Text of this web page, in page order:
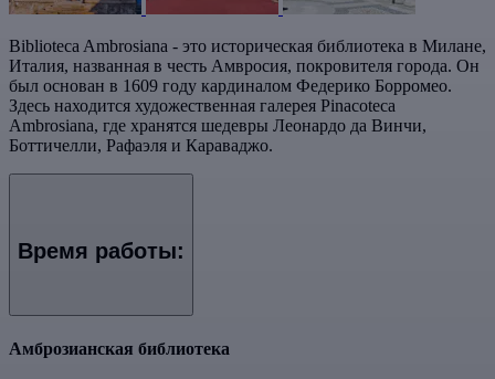
Biblioteca Ambrosiana - это историческая библиотека в Милане,
Италия, названная в честь Амвросия, покровителя города. Он
был основан в 1609 году кардиналом Федерико Борромео.
Здесь находится художественная галерея Pinacoteca
Ambrosiana, где хранятся шедевры Леонардо да Винчи,
Боттичелли, Рафаэля и Караваджо.
Время работы:
Амброзианская библиотека